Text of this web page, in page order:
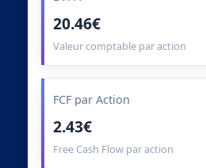
20.46€
Valeur comptable par action
FCF par Action
2.43€
Free Cash Flow par action